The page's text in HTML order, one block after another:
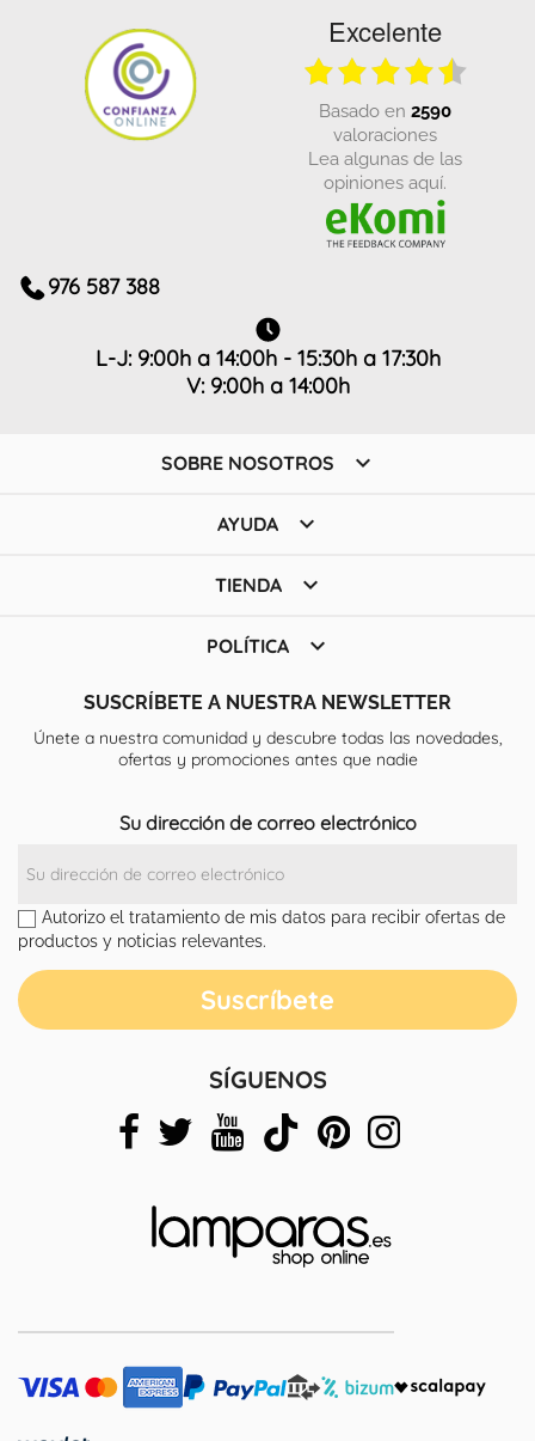
Excelente
basado en 2590
valoraciones
Lea algunas de las
opiniones aquí.
976 587 388
L-J: 9:00h a 14:00h - 15:30h a 17:30h
V: 9:00h a 14:00h
SOBRE NOSOTROS 
AYUDA 
TIENDA 
POLÍTICA 
SUSCRÍBETE A NUESTRA NEWSLETTER
Únete a nuestra comunidad y descubre todas las novedades,
ofertas y promociones antes que nadie
Su dirección de correo electrónico
Autorizo el tratamiento de mis datos para recibir ofertas de
productos y noticias relevantes.
SÍGUENOS